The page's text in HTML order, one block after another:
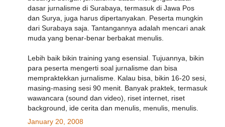
dasar jurnalisme di Surabaya, termasuk di Jawa Pos
dan Surya, juga harus dipertanyakan. Peserta mungkin
dari Surabaya saja. Tantangannya adalah mencari anak
muda yang benar-benar berbakat menulis.
Lebih baik bikin training yang esensial. Tujuannya, bikin
para peserta mengerti soal jurnalisme dan bisa
mempraktekkan jurnalisme. Kalau bisa, bikin 16-20 sesi,
masing-masing sesi 90 menit. Banyak praktek, termasuk
wawancara (sound dan video), riset internet, riset
background, ide cerita dan menulis, menulis, menulis.
January 20, 2008